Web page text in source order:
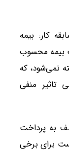
کار: بیمه
بیمه محسوب
نمی‌شود، که
تاثیر منفی
به پرداخت
برای برخی